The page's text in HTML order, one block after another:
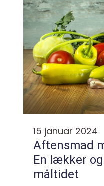
15 januar 2024
Aftensmad
En lækker
måltidet